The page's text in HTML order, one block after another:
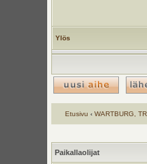
Ylös
Etusivu ‹ WARTBURG,
Paikallaolijat